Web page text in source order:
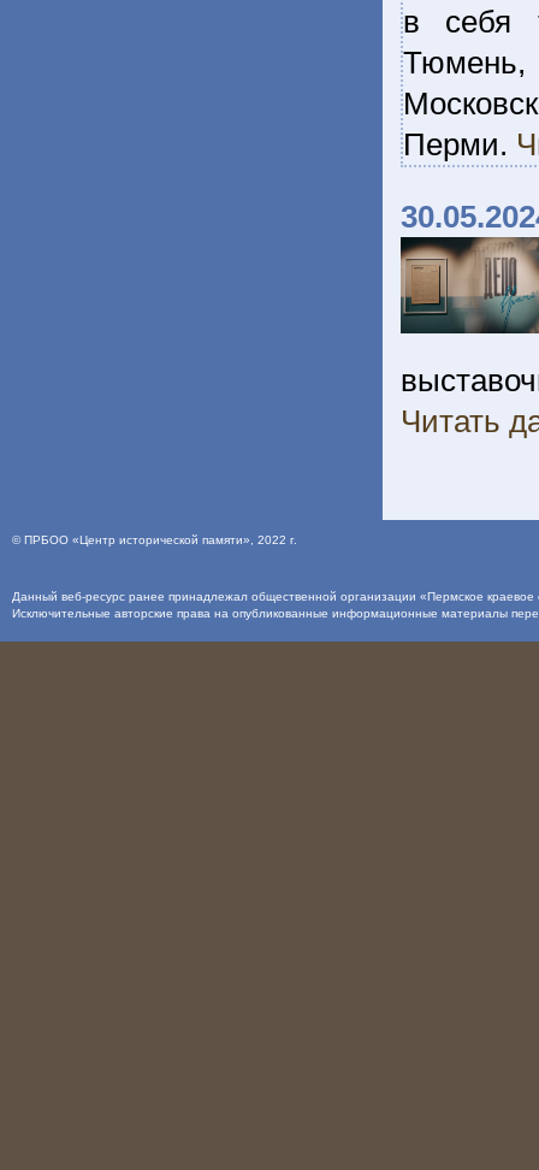
в себя
Тюмень,
Перми.
Читать
©ПРБОО «Центр исторической памяти» , 2022 г.
Данный веб-ресурс ранее принадлежал общественной организации «Пермское
Исключительные авторские права на опубликованные информационные материалы